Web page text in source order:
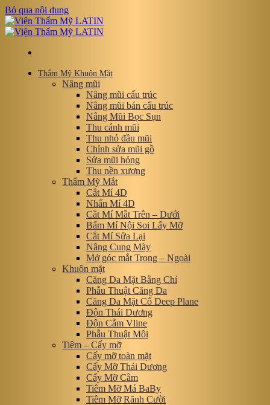
Bỏ qua nội dung
Thẩm Mỹ Khuôn Mặt
Nâng mũi
Nâng mũi cấu trúc
Nâng mũi bán cấu trúc
Nâng Mũi Bọc Sụn
Thu cánh mũi
Thu nhỏ đầu mũi
Chỉnh sửa mũi gồ
Sửa mũi hỏng
Thu nền xương
Thẩm Mỹ Mắt
Cắt Mí 4D
Nhấn Mí 4D
Cắt Mí Mắt Trên – Dưới
Bấm Mí Nội Soi Lấy Mỡ
Cắt Mí Sửa Lại
Nâng Cung Mày
Mở góc mắt Trong – Ngoài
Khuôn mặt
Căng Da Mặt Bằng Chỉ
Phẫu Thuật Căng Da
Căng Da Mặt Cổ Deep Plane
Độn Thái Dương
Độn Cằm Vline
Phẫu Thuật Môi
Tiêm – Cấy mỡ
Cấy mỡ toàn mặt
Cấy Mỡ Thái Dương
Cấy Mỡ Cằm
Tiêm Mỡ Má BaBy
Tiêm Mỡ Rãnh Cười